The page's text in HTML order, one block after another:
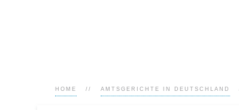
HOME AMTSGERICHTE IN DEUTSCHLAND